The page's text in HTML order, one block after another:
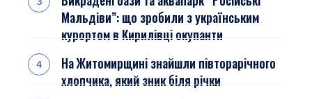
Мальдіви”: що зробили з українським
курортом в Кирилівці окупанти
На Житомирщині знайшли півторарічного
хлопчика, який зник біля річки